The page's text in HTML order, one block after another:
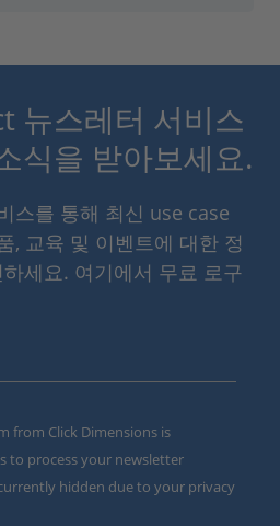
뉴스레터 서비스
식을 받아보세요.
스를 통해 최신 use case
, 교육 및 이벤트에 대한 정
세요. 여기에서 무료 로구
from Click Dimensions is
to process your newsletter
hidden due to your privacy